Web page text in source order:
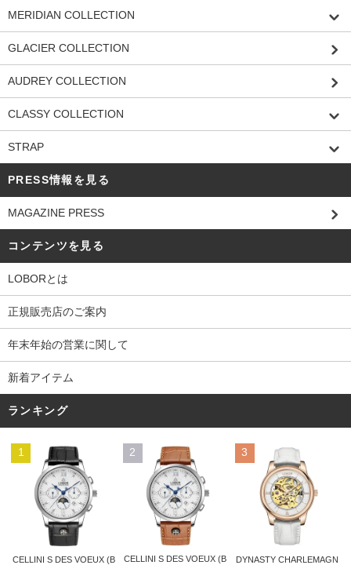
MERIDIAN COLLECTION
GLACIER COLLECTION
AUDREY COLLECTION
CLASSY COLLECTION
STRAP
PRESS情報を見る
MAGAZINE PRESS
コンテンツを見る
LOBORとは
正規販売店のご案内
年末年始の営業に関して
新着アイテム
ランキング
1
CELLINI S DES VOEUX (B
2
CELLINI S DES VOEUX (B
3
DYNASTY CHARLEMAGN